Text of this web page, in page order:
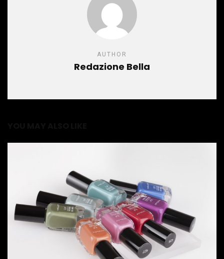
AUTHOR
Redazione Bella